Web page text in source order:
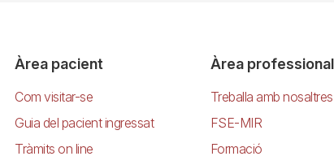
Àrea pacient
Com visitar-se
Guia del pacient ingressat
Tràmits on line
Àrea professional
Treballa amb nosaltres
FSE-MIR
Formació